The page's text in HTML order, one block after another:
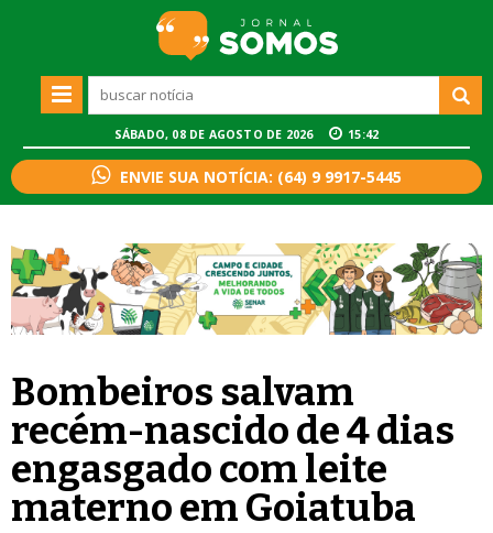
SÁBADO, 08 DE AGOSTO DE 2026 15:42
ENVIE SUA NOTÍCIA: (64) 9 9917-5445
Bombeiros salvam
recém-nascido de 4 dias
engasgado com leite
materno em Goiatuba